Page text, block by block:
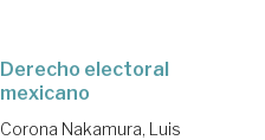
Derecho electoral
mexicano
Corona Nakamura, Luis